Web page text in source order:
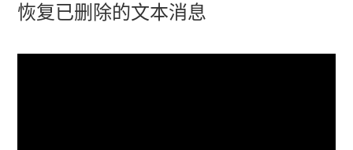
恢复已删除的文本消息